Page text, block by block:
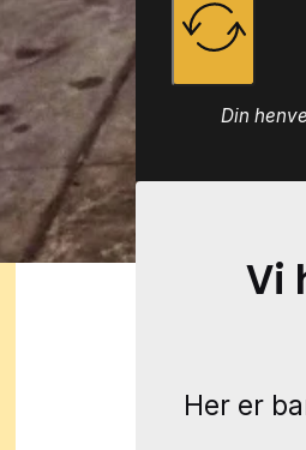
Din
Vi
Her er